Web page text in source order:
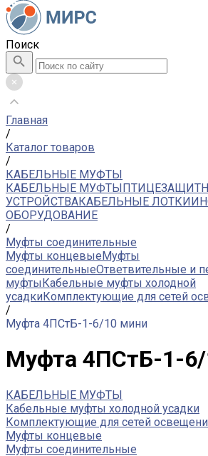
Поиск
Главная
/
Каталог товаров
/
КАБЕЛЬНЫЕ МУФТЫ
КАБЕЛЬНЫЕ МУФТЫ
УСТРОЙСТВАКАБЕЛЬНЫЕ ЛОТКИ
ОБОРУДОВАНИЕ
/
Муфты соединительные
Муфты концевыеМуфты
соединительныеОтветвительные и
муфтыКабельные муфты холодной
усадкиКомплектующие для сетей
/
Муфта 4ПСтБ-1-6/10 мини
Муфта 4ПСтБ-1-
КАБЕЛЬНЫЕ МУФТЫ
Кабельные муфты холодной усадки
Комплектующие для сетей
Муфты концевые
Муфты соединительные